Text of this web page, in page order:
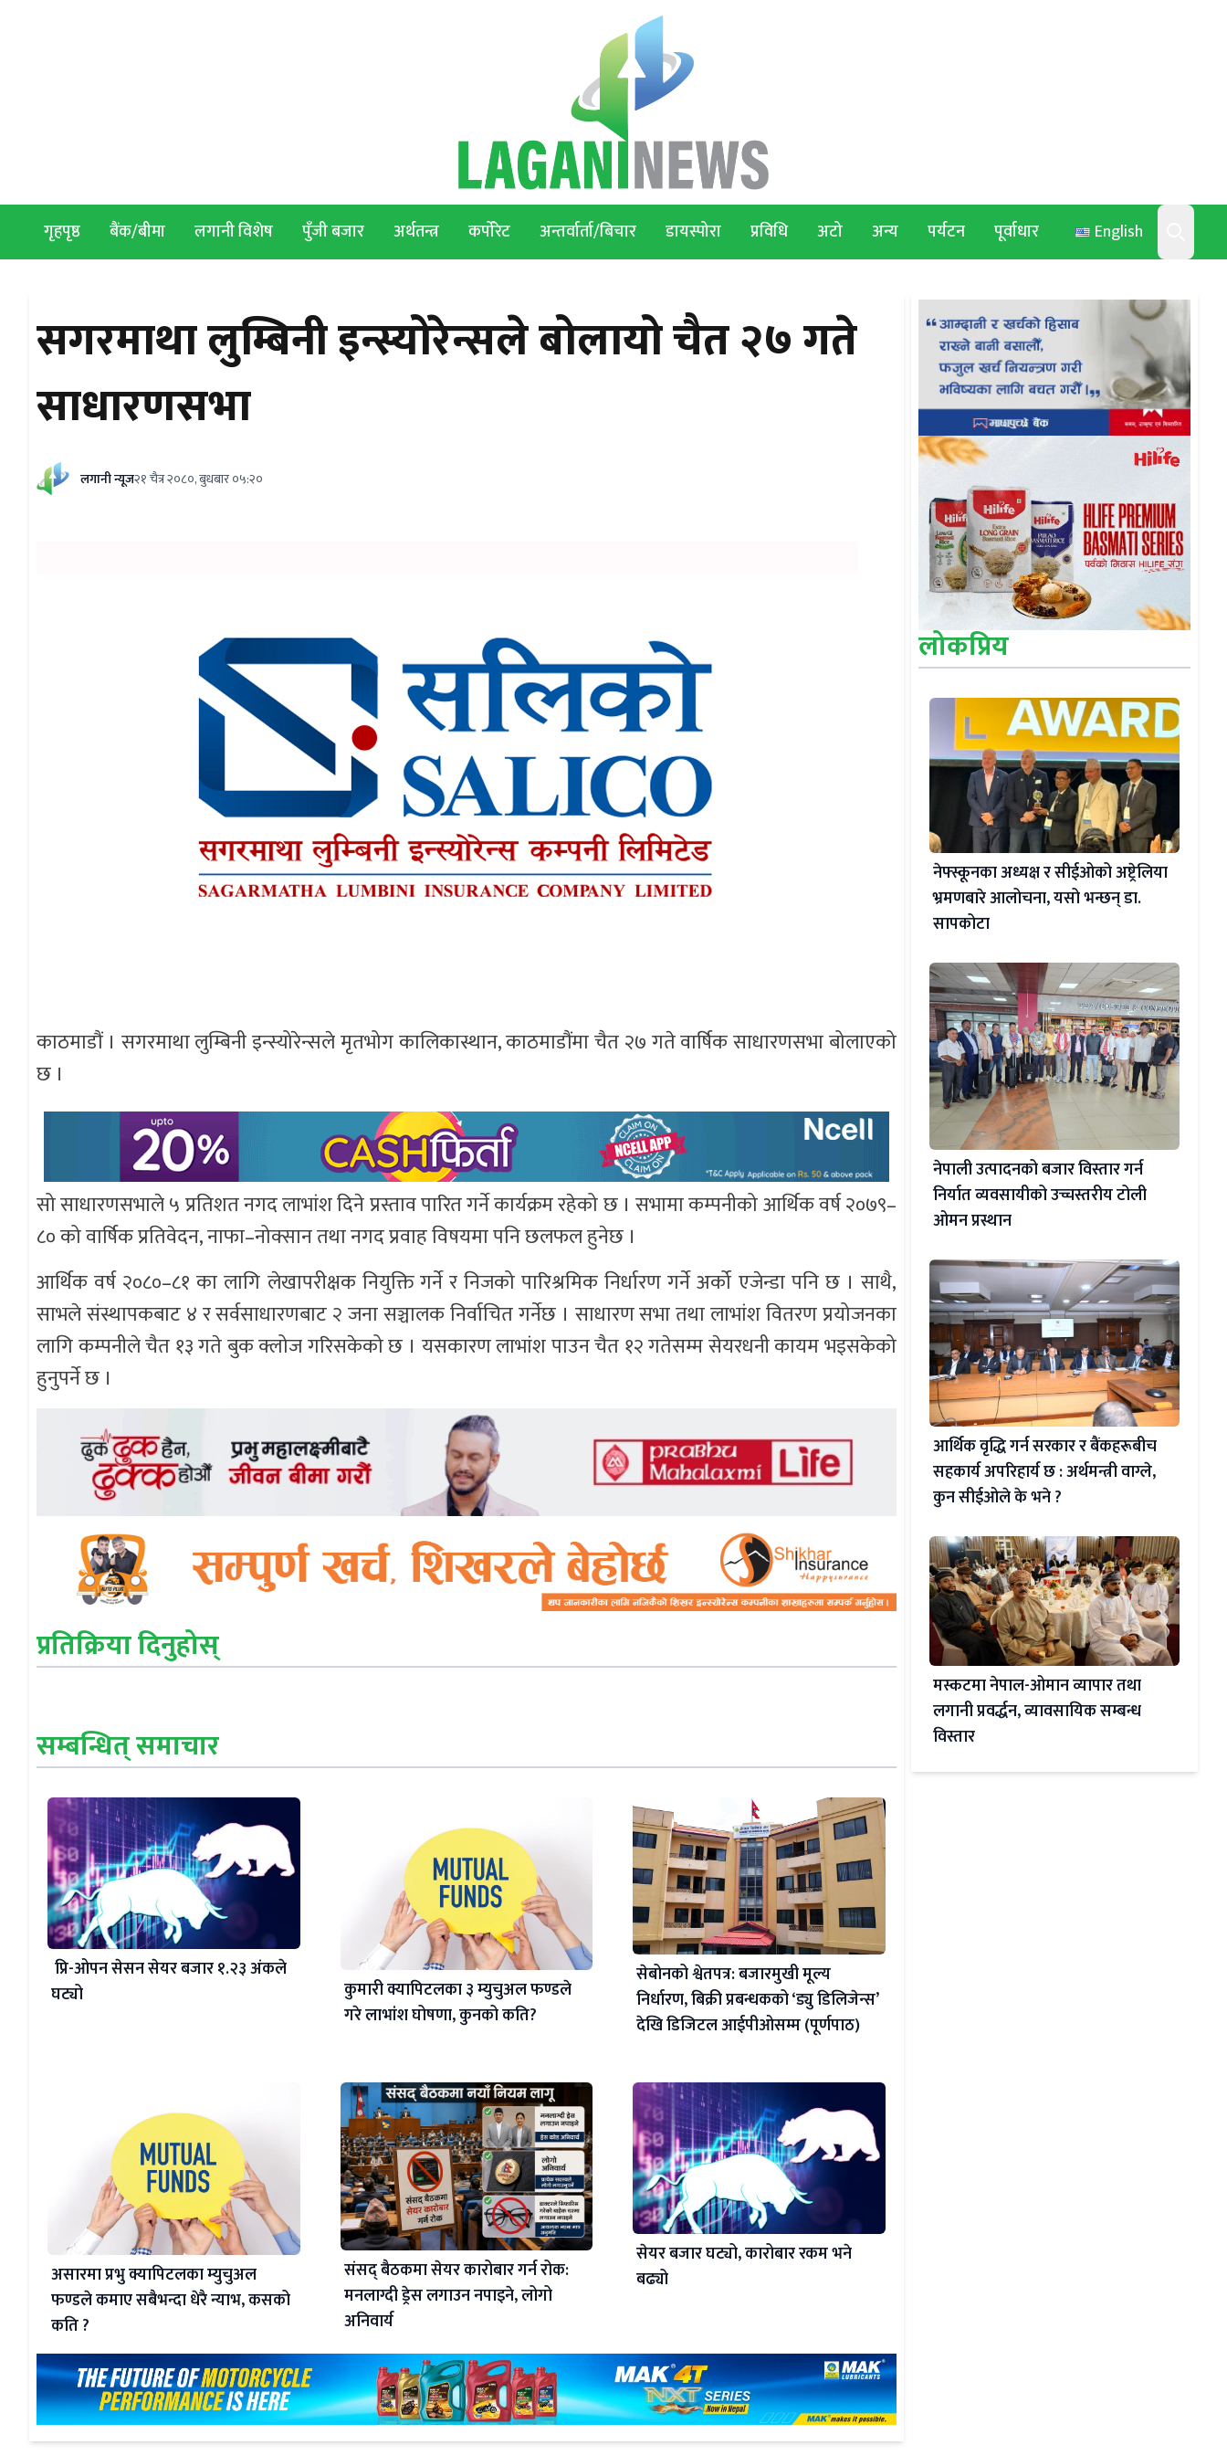
English
Search
गृहपृष्ठ बैंक/बीमा लगानी विशेष पुँजी बजार अर्थतन्त्र कर्पोरेट अन्तर्वार्ता/बिचार डायस्पोरा प्रविधि अटो अन्य पर्यटन पूर्वाधार
सगरमाथा लुम्बिनी इन्स्योरेन्सले बोलायो चैत २७ गते
साधारणसभा
लगानी न्यूज२१ चैत्र २०८०, बुधबार ०५:२०
काठमाडौं । सगरमाथा लुम्बिनी इन्स्योरेन्सले मृतभोग कालिकास्थान, काठमाडौंमा चैत २७ गते वार्षिक साधारणसभा बोलाएको
छ ।
सो साधारणसभाले ५ प्रतिशत नगद लाभांश दिने प्रस्ताव पारित गर्ने कार्यक्रम रहेको छ । सभामा कम्पनीको आर्थिक वर्ष २०७९–
८० को वार्षिक प्रतिवेदन, नाफा–नोक्सान तथा नगद प्रवाह विषयमा पनि छलफल हुनेछ ।
आर्थिक वर्ष २०८०–८१ का लागि लेखापरीक्षक नियुक्ति गर्ने र निजको पारिश्रमिक निर्धारण गर्ने अर्को एजेन्डा पनि छ । साथै,
साभले संस्थापकबाट ४ र सर्वसाधारणबाट २ जना सञ्चालक निर्वाचित गर्नेछ । साधारण सभा तथा लाभांश वितरण प्रयोजनका
लागि कम्पनीले चैत १३ गते बुक क्लोज गरिसकेको छ । यसकारण लाभांश पाउन चैत १२ गतेसम्म सेयरधनी कायम भइसकेको
हुनुपर्ने छ ।
प्रतिक्रिया दिनुहोस्
सम्बन्धित् समाचार
प्रि-ओपन सेसन सेयर बजार १.२३ अंकले
घट्यो
कुमारी क्यापिटलका ३ म्युचुअल फण्डले
गरे लाभांश घोषणा, कुनको कति?
सेबोनको श्वेतपत्र: बजारमुखी मूल्य
निर्धारण, बिक्री प्रबन्धकको ‘ड्यु डिलिजेन्स’
देखि डिजिटल आईपीओसम्म (पूर्णपाठ)
असारमा प्रभु क्यापिटलका म्युचुअल
फण्डले कमाए सबैभन्दा धेरै न्याभ, कसको
कति ?
संसद् बैठकमा सेयर कारोबार गर्न रोक:
मनलाग्दी ड्रेस लगाउन नपाइने, लोगो
अनिवार्य
सेयर बजार घट्यो, कारोबार रकम भने
बढ्यो
लोकप्रिय
नेफ्स्कूनका अध्यक्ष र सीईओको अष्ट्रेलिया
भ्रमणबारे आलोचना, यसो भन्छन् डा‍.
सापकोटा
नेपाली उत्पादनको बजार विस्तार गर्न
निर्यात व्यवसायीको उच्चस्तरीय टोली
ओमन प्रस्थान
आर्थिक वृद्धि गर्न सरकार र बैंकहरूबीच
सहकार्य अपरिहार्य छ : अर्थमन्त्री वाग्ले,
कुन सीईओले के भने ?
मस्कटमा नेपाल-ओमान व्यापार तथा
लगानी प्रवर्द्धन, व्यावसायिक सम्बन्ध
विस्तार